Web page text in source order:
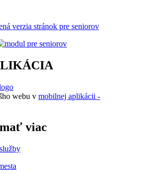
verzia stránok pre seniorov
webu v mobilnej aplikácii -
viac